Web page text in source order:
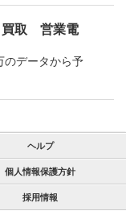
買取 営業電
のデータから予
ヘルプ
個人情報保護方針
採用情報